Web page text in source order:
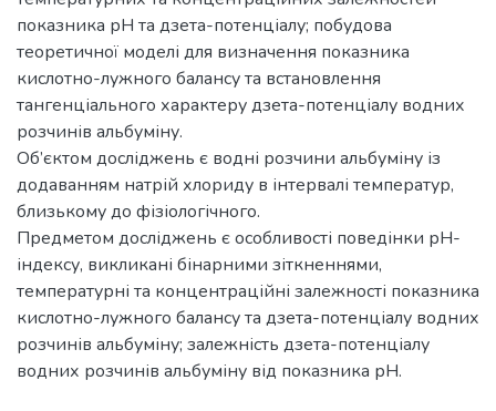
показника рН та дзета-потенціалу; побудова
теоретичної моделі для визначення показника
кислотно-лужного балансу та встановлення
тангенціального характеру дзета-потенціалу водних
розчинів альбуміну.
Об’єктом досліджень є водні розчини альбуміну із
додаванням натрій хлориду в інтервалі температур,
близькому до фізіологічного.
Предметом досліджень є особливості поведінки рН-
індексу, викликані бінарними зіткненнями,
температурні та концентраційні залежності показника
кислотно-лужного балансу та дзета-потенціалу водних
розчинів альбуміну; залежність дзета-потенціалу